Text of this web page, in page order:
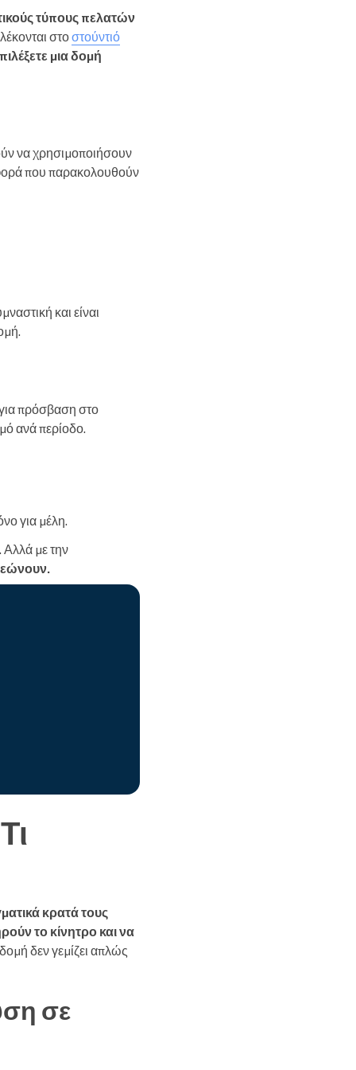
τύπους πελατών
στοστούντιό
μια δομή
να χρησιμοποιήσουν
που παρακολουθούν
και είναι
για πρόσβαση στο
ανά περίοδο.
για μέλη.
Αλλά με την
κρατά τους
το κίνητρο και να
δεν γεμίζει απλώς
σε